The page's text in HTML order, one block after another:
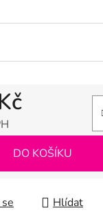
DO KOŠÍKU
Hlídat